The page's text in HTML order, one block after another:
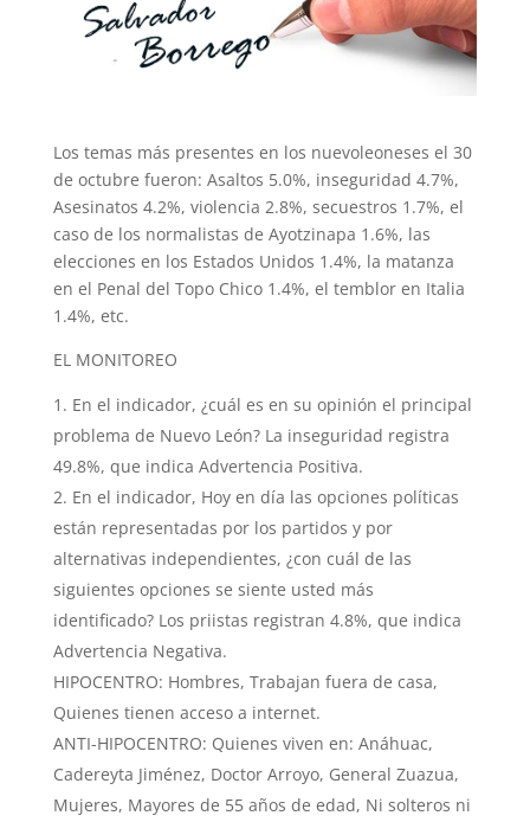
Los temas más presentes en los nuevoleoneses el 30
de octubre fueron: Asaltos 5.0%, inseguridad 4.7%,
Asesinatos 4.2%, violencia 2.8%, secuestros 1.7%, el
caso de los normalistas de Ayotzinapa 1.6%, las
elecciones en los Estados Unidos 1.4%, la matanza
en el Penal del Topo Chico 1.4%, el temblor en Italia
1.4%, etc.
EL MONITOREO
En el indicador, ¿cuál es en su opinión el principal
problema de Nuevo León? La inseguridad registra
49.8%, que indica Advertencia Positiva.
En el indicador, Hoy en día las opciones políticas
están representadas por los partidos y por
alternativas independientes, ¿con cuál de las
siguientes opciones se siente usted más
identificado? Los priistas registran 4.8%, que indica
Advertencia Negativa.
HIPOCENTRO: Hombres, Trabajan fuera de casa,
Quienes tienen acceso a internet.
ANTI-HIPOCENTRO: Quienes viven en: Anáhuac,
Cadereyta Jiménez, Doctor Arroyo, General Zuazua,
Mujeres, Mayores de 55 años de edad, Ni solteros ni